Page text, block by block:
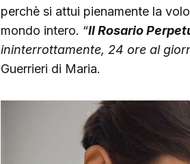
perchè si attui pienamente la
mondo intero. “Il Rosario
ininterrottamente, 24 ore al
Guerrieri di Maria.